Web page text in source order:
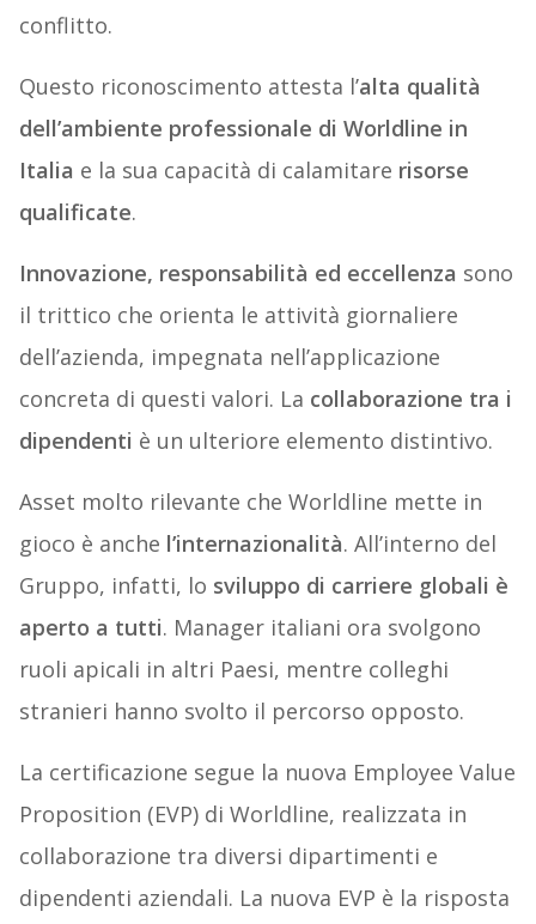
conflitto.
Questo riconoscimento attesta l’alta qualità
dell’ambiente professionale di Worldline in
Italia e la sua capacità di calamitare risorse
qualificate.
Innovazione, responsabilità ed eccellenza sono
il trittico che orienta le attività giornaliere
dell’azienda, impegnata nell’applicazione
concreta di questi valori. La collaborazione tra i
dipendenti è un ulteriore elemento distintivo.
Asset molto rilevante che Worldline mette in
gioco è anche l’internazionalità. All’interno del
Gruppo, infatti, lo sviluppo di carriere globali è
aperto a tutti. Manager italiani ora svolgono
ruoli apicali in altri Paesi, mentre colleghi
stranieri hanno svolto il percorso opposto.
La certificazione segue la nuova Employee Value
Proposition (EVP) di Worldline, realizzata in
collaborazione tra diversi dipartimenti e
dipendenti aziendali. La nuova EVP è la risposta